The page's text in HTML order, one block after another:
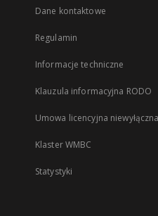
Dane kontaktowe
Regulamin
Informacje techniczne
Klauzula informacyjna RODO
Umowa licencyjna
Klaster WMBC
Statystyki